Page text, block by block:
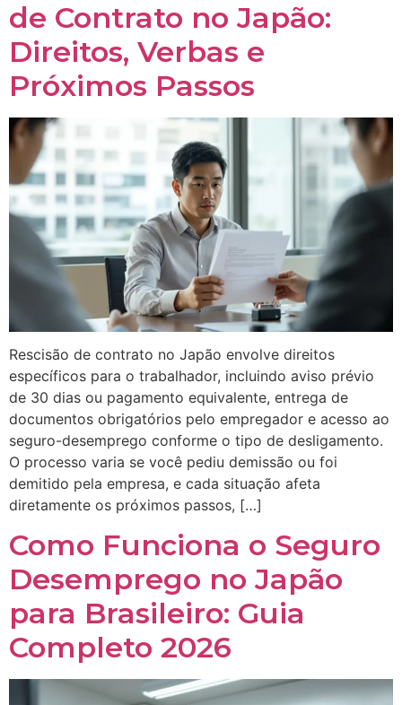
de Contrato no Japão:
Direitos, Verbas e
Próximos Passos
Rescisão de contrato no Japão envolve direitos
específicos para o trabalhador, incluindo aviso prévio
de 30 dias ou pagamento equivalente, entrega de
documentos obrigatórios pelo empregador e acesso ao
seguro-desemprego conforme o tipo de desligamento.
O processo varia se você pediu demissão ou foi
demitido pela empresa, e cada situação afeta
diretamente os próximos passos, […]
Como Funciona o Seguro
Desemprego no Japão
para Brasileiro: Guia
Completo 2026